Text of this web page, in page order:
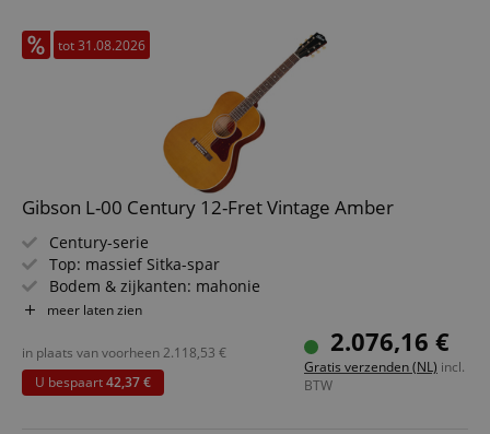
tot 31.08.2026
Gibson L-00 Century 12-Fret Vintage Amber
Century-serie
Top: massief Sitka-spar
Bodem & zijkanten: mahonie
Toets/Hals: palissander / mahonie
Kleur & Finish: Vintage Amber, Satin Nitrocellulose
meer laten zien
2.076,16 €
Gratis verzenden (NL) incl.
BTW
in plaats van voorheen2.118,53 €
U bespaart42,37 €